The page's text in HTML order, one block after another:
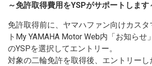
～免許取得費用をYSPがサポートします
免許取得前に、ヤマハファン向けカスタ
トMy YAMAHA Motor Web内「お知らせ
のYSPを選択してエントリー。
対象の二輪免許を取得後、エントリーし